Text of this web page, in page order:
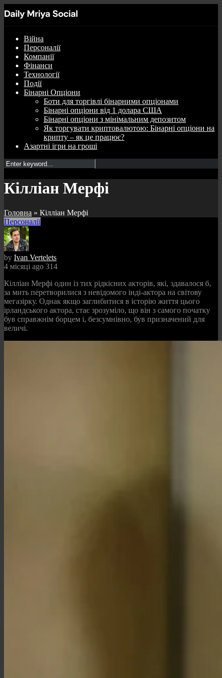
Війна
Персоналії
Компанії
Фінанси
Технології
Події
Бінарні Опціони
Боти для торгівлі бінарними опціонами
Бінарні опціони від 1 долара США
Бінарні опціони з мінімальним депозитом
Як торгувати криптовалютою: Бінарні опціони на
крипту – як це працює?
Азартні ігри на гроші
Кілліан Мерфі
Головна » Кілліан Мерфі
Персоналії
by Ivan Vertelets
4 місяці ago 314
Кілліан Мерфі один із тих рідкісних акторів, які, здавалося б,
за мить перетворилися з невідомого інді-актора на світову
мегазірку. Однак якщо заглибитися в історію життя цього
ірландського актора, стає зрозуміло, що він з самого початку
був справжнім борцем і, безсумнівно, був призначений для
величі.